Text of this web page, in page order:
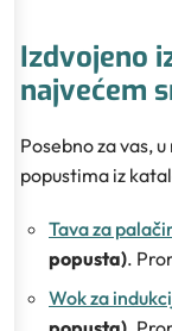
Izdvojeno
najvećem
Posebno za vas,
popustima iz
Tava za
popusta).
Wok za